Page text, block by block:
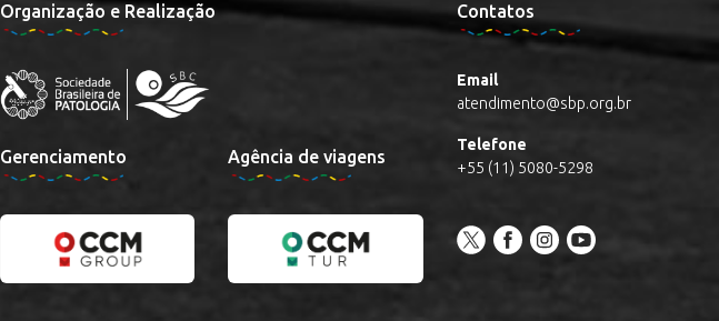
Organização e Realização
Gerenciamento Agência de viagens
Contatos
Email
atendimento@sbp.org.br
Telefone
+55 (11) 5080-5298